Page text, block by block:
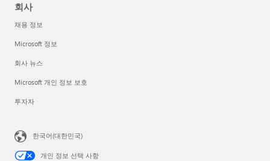
회사
채용 정보
Microsoft 정보
회사 뉴스
Microsoft 개인 정보 보호
투자자
한국어(대한민국)
개인 정보 선택 사항